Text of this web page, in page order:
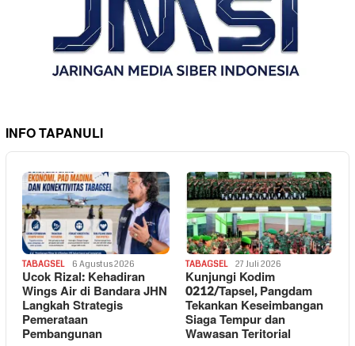
INFO TAPANULI
TABAGSEL 6 Agustus 2026
Ucok Rizal: Kehadiran
Wings Air di Bandara JHN
Langkah Strategis
Pemerataan
Pembangunan
TABAGSEL 27 Juli 2026
Kunjungi Kodim
0212/Tapsel, Pangdam
Tekankan Keseimbangan
Siaga Tempur dan
Wawasan Teritorial